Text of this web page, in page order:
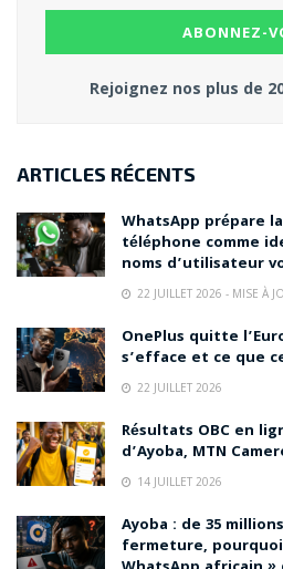
Rejoignez nos plus de
ARTICLES RÉCENTS
WhatsApp prépare
téléphone comme
noms d’utilisateur
22 JUILLET 2026 - MISE À
OnePlus quitte
s’efface et ce que
22 JUILLET 2026
Résultats OBC en
d’Ayoba, MTN
14 JUILLET 2026
Ayoba : de 35
fermeture,